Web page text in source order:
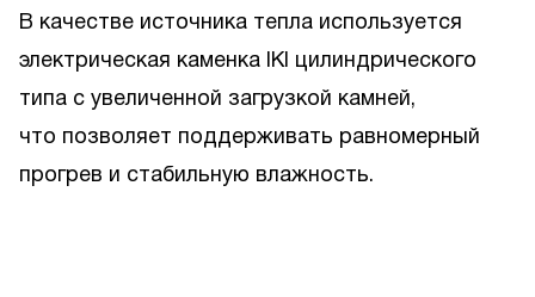
В качестве источника тепла используется
электрическая каменка IKI цилиндрического
типа с увеличенной загрузкой камней,
что позволяет поддерживать равномерный
прогрев и стабильную влажность.